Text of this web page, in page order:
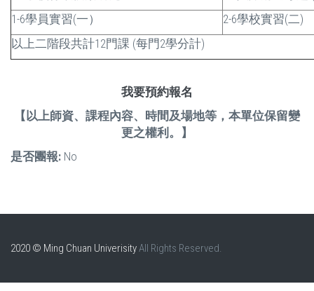
1-6學員實習(一）
2-6學校實習(二)
以上二階段共計12門課 (每門2學分計)
我要預約報名
【以上師資、課程內容、時間及場地等，本單位保留變
更之權利。】
是否團報: No
2020 © Ming Chuan Univerisity All Rights Reserved.